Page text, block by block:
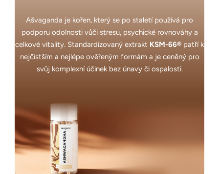
Ašvaganda je kořen, který se po staletí používá pro
podporu odolnosti vůči stresu, psychické rovnováhy a
celkové vitality. Standar​dizovaný extrakt KSM-66® patří k
nejčistším a nejlépe ověřeným formám a je ceněný pro
svůj komplexní účinek bez únavy či ospalosti.